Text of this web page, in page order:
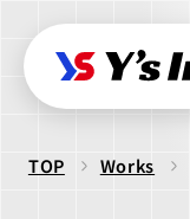
TOP Works